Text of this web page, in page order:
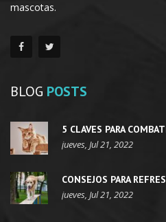
mascotas.
BLOG POSTS
5 CLAVES PARA
jueves, Jul 21, 2022
CONSEJOS PARA
jueves, Jul 21, 2022